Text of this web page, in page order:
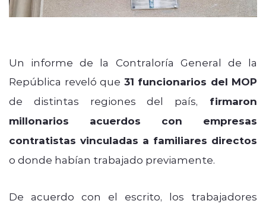
Un informe de la Contraloría General de la
República reveló que 31 funcionarios del MOP
de distintas regiones del país, firmaron
millonarios acuerdos
con empresas
contratistas vinculadas a familiares directos
o donde habían trabajado previamente.
De acuerdo con el escrito, los trabajadores